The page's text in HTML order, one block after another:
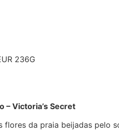
236G
– Victoria’s Secret
flores da praia beijadas pelo